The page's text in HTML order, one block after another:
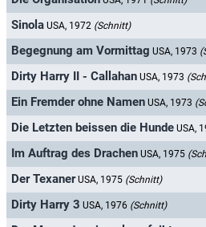
Sinola USA, 1972 (Schnitt)
Begegnung am Vormittag USA, 1973
Dirty Harry II - Callahan USA, 1973
Ein Fremder ohne Namen USA, 1973
Die Letzten beissen die Hunde USA,
Im Auftrag des Drachen USA, 1975
Der Texaner USA, 1975 (Schnitt)
Dirty Harry 3 USA, 1976 (Schnitt)